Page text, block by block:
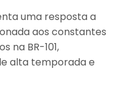
uma resposta a
aos constantes
na BR-101,
alta temporada e